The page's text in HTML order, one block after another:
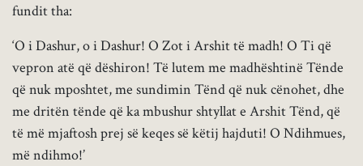
fundit tha:
‘O i Dashur, o i Dashur! O Zot i Arshit të madh! O Ti që
vepron atë që dëshiron! Të lutem me madhështinë Tënde
që nuk mposhtet, me sundimin Tënd që nuk cënohet, dhe
me dritën tënde që ka mbushur shtyllat e Arshit Tënd, që
të më mjaftosh prej së keqes së këtij hajduti! O Ndihmues,
më ndihmo!’